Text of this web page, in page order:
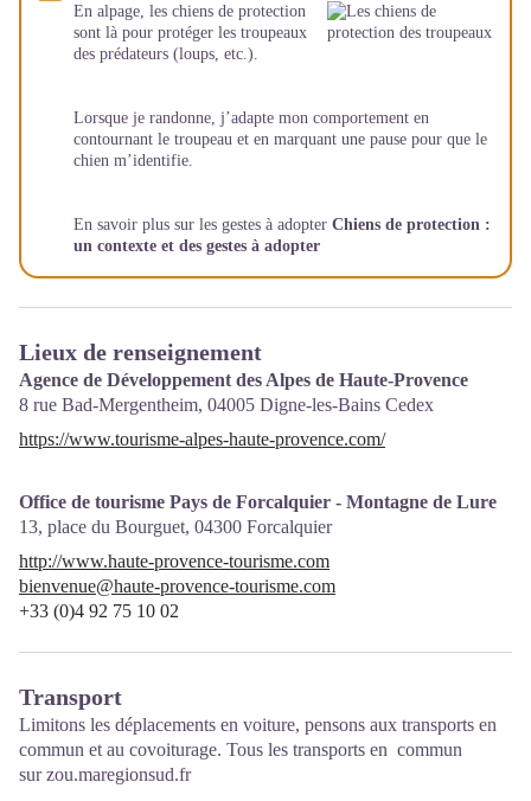
En alpage, les chiens de protection
sont là pour protéger les troupeaux
des prédateurs (loups, etc.).
Lorsque je randonne, j’adapte mon comportement en
contournant le troupeau et en marquant une pause pour que le
chien m’identifie.
En savoir plus sur les gestes à adopter Chiens de protection :
un contexte et des gestes à adopter
Lieux de renseignement
Agence de Développement des Alpes de Haute-Provence
8 rue Bad-Mergentheim, 04005 Digne-les-Bains Cedex
https://www.tourisme-alpes-haute-provence.com/
Office de tourisme Pays de Forcalquier - Montagne de Lure
13, place du Bourguet, 04300 Forcalquier
http://www.haute-provence-tourisme.com
bienvenue@haute-provence-tourisme.com
+33 (0)4 92 75 10 02
Transport
Limitons les déplacements en voiture, pensons aux transports en
commun et au covoiturage. Tous les transports en commun
surzou.maregionsud.fr